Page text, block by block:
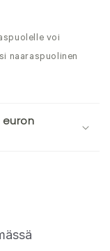
voi
naaraspuolinen